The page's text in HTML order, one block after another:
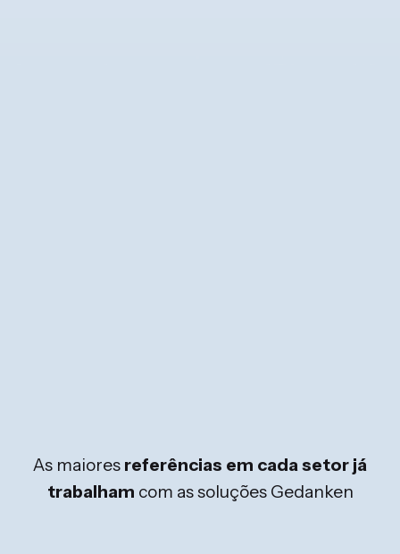
As maiores referências em cada setor já
trabalham com as soluções Gedanken